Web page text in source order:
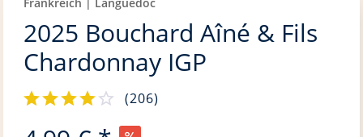
2025 Bouchard Aîné & Fils
Chardonnay IGP
(206)